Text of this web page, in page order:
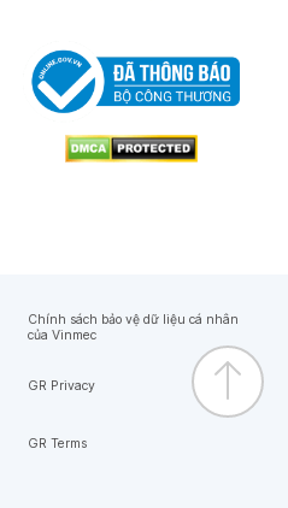
Chính sách bảo vệ dữ liệu cá nhân
của Vinmec
GR Privacy
GR Terms